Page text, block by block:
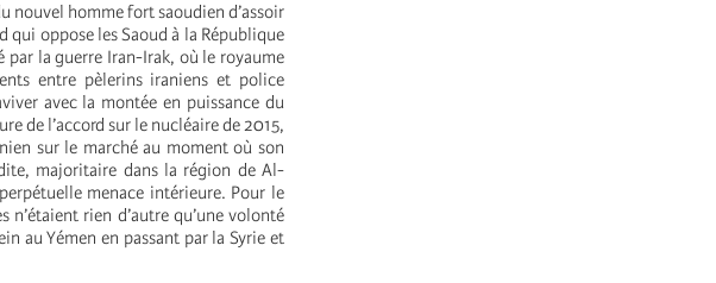
nouvel homme fort saoudien d’assoir
qui oppose les Saoud à la République
la guerre Iran-Irak, où le royaume
entre pèlerins iraniens et police
avec la montée en puissance du
de l’accord sur le nucléaire de 2015,
sur le marché au moment où son
majoritaire dans la région de Al-
menace intérieure. Pour le
rien d’autre qu’une volonté
au Yémen en passant par la Syrie et